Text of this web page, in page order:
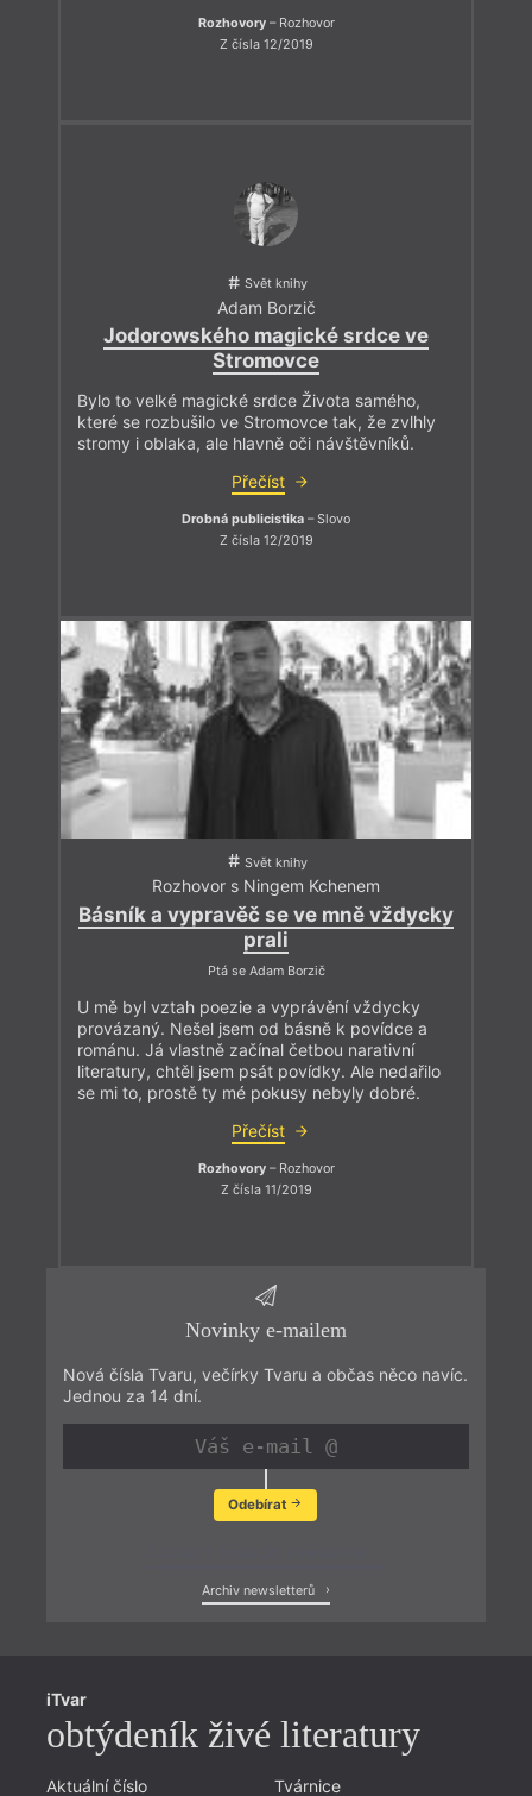
Rozhovory– Rozhovor
Z čísla 12/2019
Svět knihy
Adam Borzič
Jodorowského magické srdce ve
Stromovce
Bylo to velké magické srdce Života samého,
které se rozbušilo ve Stromovce tak, že zvlhly
stromy i oblaka, ale hlavně oči návštěvníků.
Přečíst
Drobná publicistika – Slovo
Z čísla 12/2019
Svět knihy
Rozhovor s Ningem Kchenem
Básník a vypravěč se ve mně vždycky
prali
Ptá se Adam Borzič
U mě byl vztah poezie a vyprávění vždycky
provázaný. Nešel jsem od básně k povídce a
románu. Já vlastně začínal četbou narativní
literatury, chtěl jsem psát povídky. Ale nedařilo
se mi to, prostě ty mé pokusy nebyly dobré.
Přečíst
Rozhovory– Rozhovor
Z čísla 11/2019
Novinky e-mailem
Nová čísla Tvaru, večírky Tvaru a občas něco navíc.
Jednou za 14 dní.
Odebírat
Archiv newsletterů
iTvar
obtýdeník živé literatury
Aktuální číslo
Tvárnice